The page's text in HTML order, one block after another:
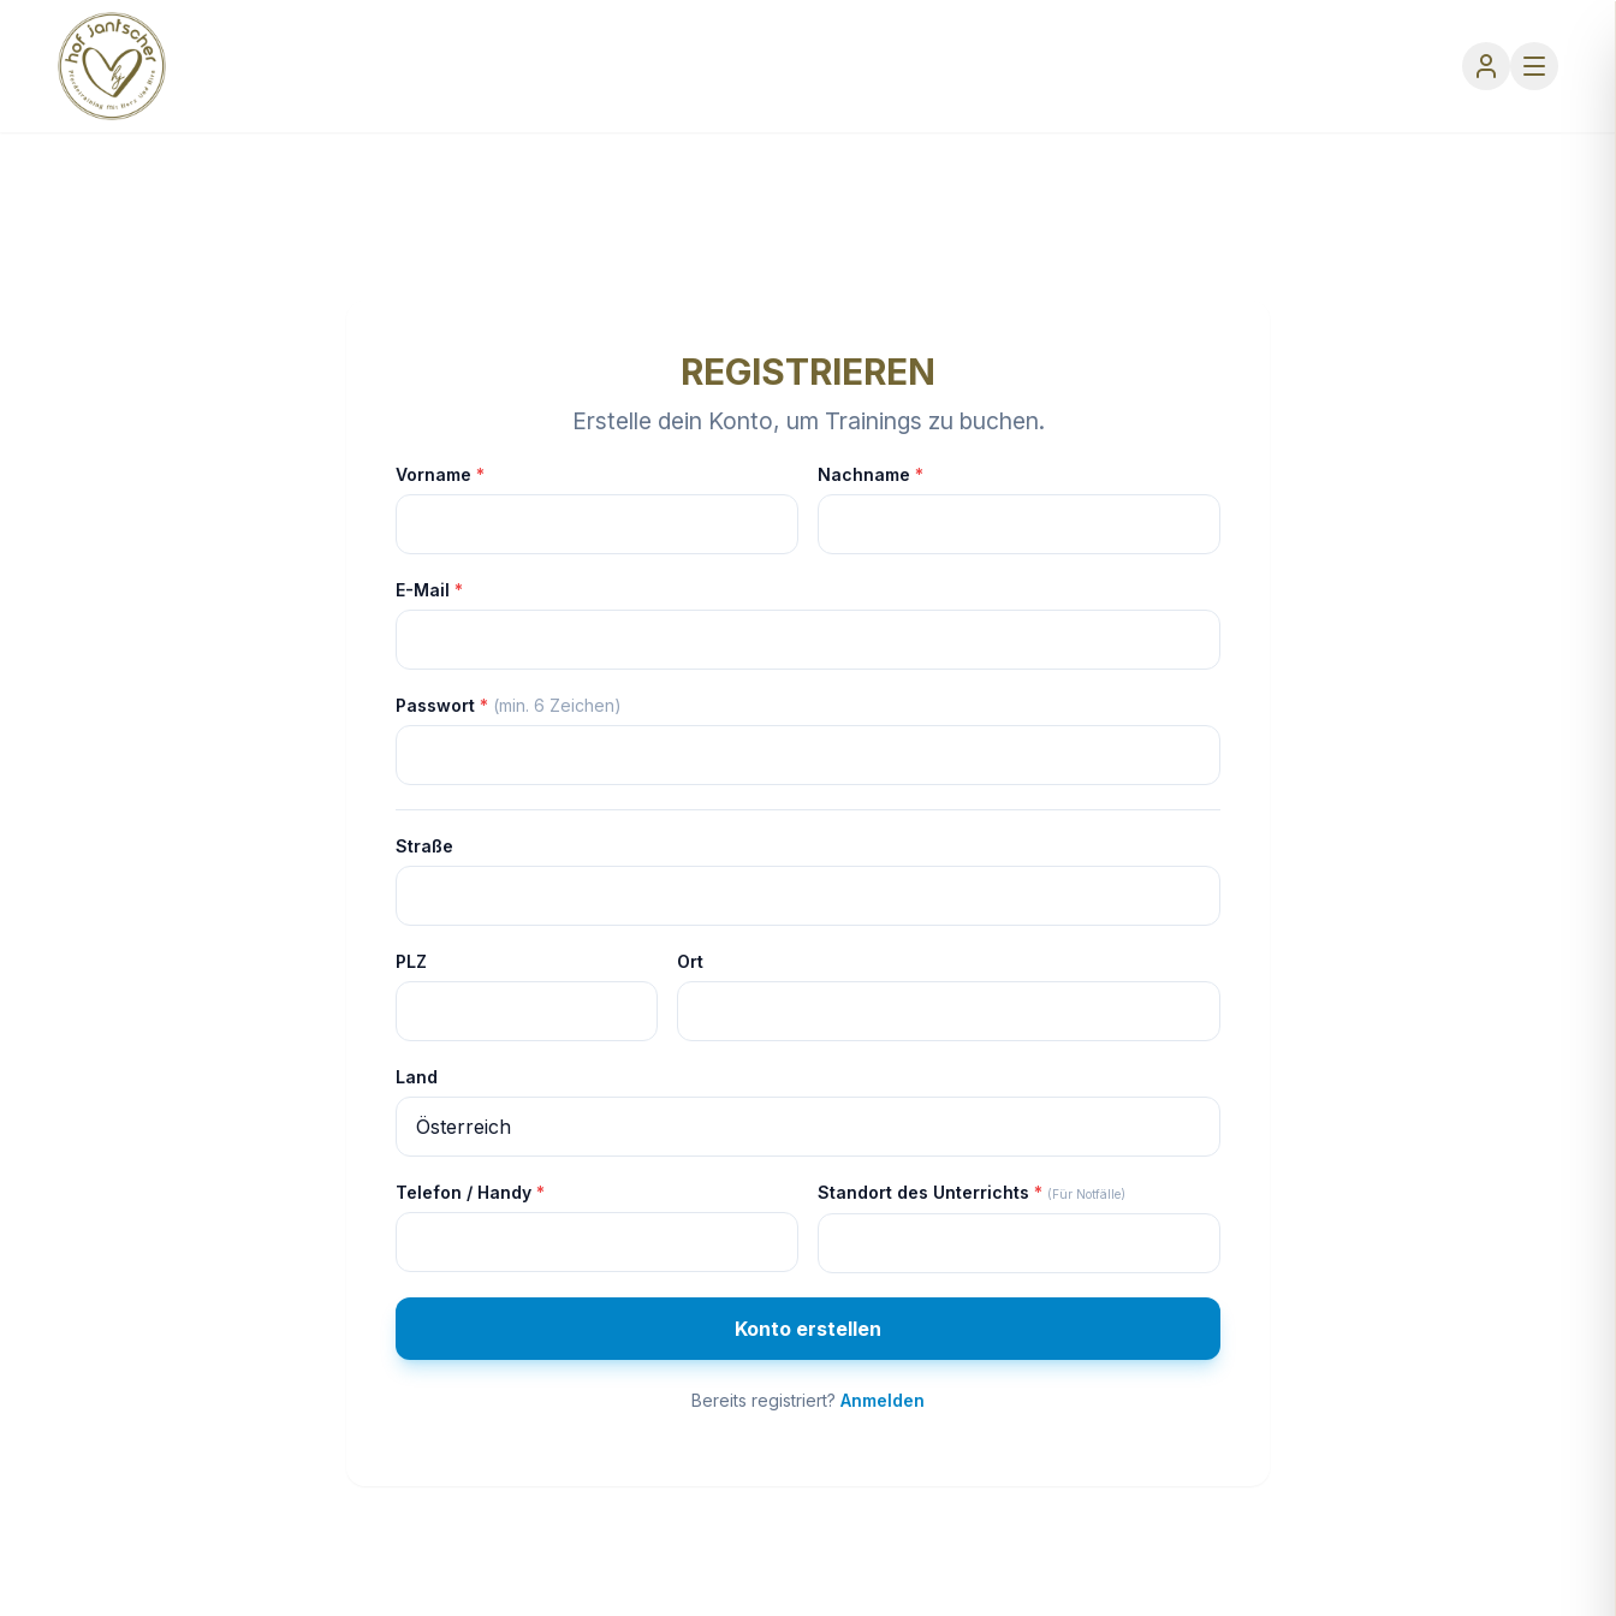
REGISTRIEREN
Erstelle dein Konto, um Trainings zu buchen.
Vorname * Nachname *
E-Mail *
Passwort * (min. 6 Zeichen)
Straße
PLZ Ort
Land
Telefon / Handy * Standort des Unterrichts * (Für Notfälle)
Konto erstellen
Bereits registriert? Anmelden